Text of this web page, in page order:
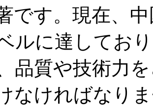
です。現在、
ルに達してお
品質や技術力
なければなり